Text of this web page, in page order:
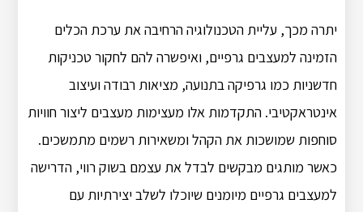
יתרה מכך, עליית הטכנולוגיה הרחיבה את ערכת הכלים
הזמינה למעצבים גרפיים, ואיפשרה להם לחקור טכניקות
חדשניות כמו גרפיקה בתנועה, מציאות רבודה ועיצוב
אינטראקטיבי. התקדמות אלו מעצימות מעצבים ליצור חוויות
סוחפות שמושכות את הקהל ומשאירות רשמים מתמשכים.
כאשר מותגים מבקשים לבדל את עצמם בשוק רווי, הדרישה
למעצבים גרפיים מיומנים שיוכלו לשלב יצירתיות עם